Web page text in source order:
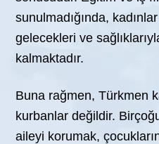
sunulmadığında,
gelecekleri ve
kalmaktadır.
Buna rağmen, Türkmen
kurbanlar değildir.
aileyi korumak,